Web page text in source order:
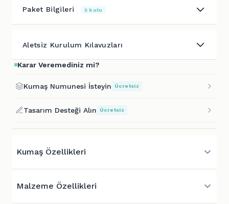
Paket Bilgileri 5 kutu
Aletsiz Kurulum Kılavuzları
Karar Veremediniz mi?
Kumaş Numunesi İsteyin Ücretsiz
Tasarım Desteği Alın Ücretsiz
Kumaş Özellikleri
Malzeme Özellikleri